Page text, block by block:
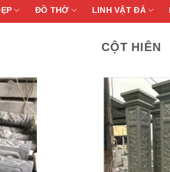
ĐỒ THỜ LINH VẬT ĐÁ
CỘT HIÊN